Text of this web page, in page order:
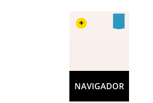
NAVIGADOR
+